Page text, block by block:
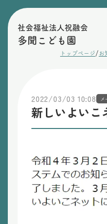
社会福祉法人祝融会
多聞こども園
トップページ/ お
2022/03/03 10:08 メ
新しいよいこ